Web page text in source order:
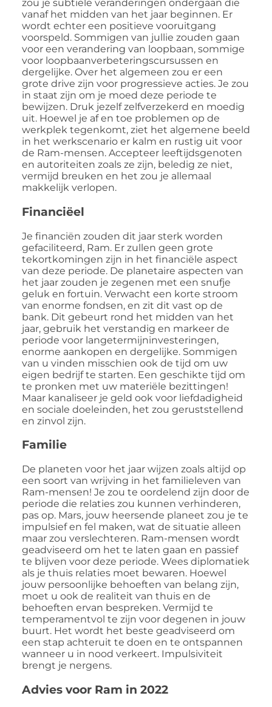
zou je subtiele veranderingen ondergaan die
vanaf het midden van het jaar beginnen. Er
wordt echter een positieve vooruitgang
voorspeld. Sommigen van jullie zouden gaan
voor een verandering van loopbaan, sommige
voor loopbaanverbeteringscursussen en
dergelijke. Over het algemeen zou er een
grote drive zijn voor progressieve acties. Je zou
in staat zijn om je moed deze periode te
bewijzen. Druk jezelf zelfverzekerd en moedig
uit. Hoewel je af en toe problemen op de
werkplek tegenkomt, ziet het algemene beeld
in het werkscenario er kalm en rustig uit voor
de Ram-mensen. Accepteer leeftijdsgenoten
en autoriteiten zoals ze zijn, beledig ze niet,
vermijd breuken en het zou je allemaal
makkelijk verlopen.
Financiëel
Je financiën zouden dit jaar sterk worden
gefaciliteerd, Ram. Er zullen geen grote
tekortkomingen zijn in het financiële aspect
van deze periode. De planetaire aspecten van
het jaar zouden je zegenen met een snufje
geluk en fortuin. Verwacht een korte stroom
van enorme fondsen, en zit dit vast op de
bank. Dit gebeurt rond het midden van het
jaar, gebruik het verstandig en markeer de
periode voor langetermijninvesteringen,
enorme aankopen en dergelijke. Sommigen
van u vinden misschien ook de tijd om uw
eigen bedrijf te starten. Een geschikte tijd om
te pronken met uw materiële bezittingen!
Maar kanaliseer je geld ook voor liefdadigheid
en sociale doeleinden, het zou geruststellend
en zinvol zijn.
Familie
De planeten voor het jaar wijzen zoals altijd op
een soort van wrijving in het familieleven van
Ram-mensen! Je zou te oordelend zijn door de
periode die relaties zou kunnen verhinderen,
pas op. Mars, jouw heersende planeet zou je te
impulsief en fel maken, wat de situatie alleen
maar zou verslechteren. Ram-mensen wordt
geadviseerd om het te laten gaan en passief
te blijven voor deze periode. Wees diplomatiek
als je thuis relaties moet bewaren. Hoewel
jouw persoonlijke behoeften van belang zijn,
moet u ook de realiteit van thuis en de
behoeften ervan bespreken. Vermijd te
temperamentvol te zijn voor degenen in jouw
buurt. Het wordt het beste geadviseerd om
een stap achteruit te doen en te ontspannen
wanneer u in nood verkeert. Impulsiviteit
brengt je nergens.
Advies voor Ram in 2022